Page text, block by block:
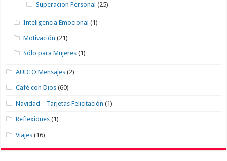
Superacion Personal (25)
Inteligencia Emocional (1)
Motivación (21)
Sólo para Mujeres (1)
AUDIO Mensajes (2)
Café con Dios (60)
Navidad – Tarjetas Felicitación (1)
Reflexiones (1)
Viajes (16)